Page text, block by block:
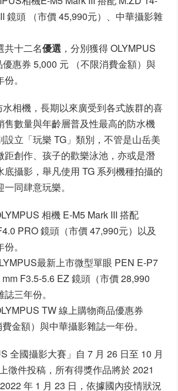
鏡頭 （市價 45,990元）、中華攝影雜
共十二名優選 ，分別獲得 OLYMPUS
惠券 5,000 元 （不限消費金額）與
。
相機，長期以來廣受到各式族群的喜
售數量與年齡層普及性最高的防水機
設立「玩樂 TG」類別，不管是山岳美
距創作、孩子的歡樂泳池，亦或是潛
底攝影，舉凡使用 TG 系列機種拍攝的
同肆意玩樂。
相機 E-M5 Mark III 搭配
PRO 鏡頭（市價 47,990元）以及
。
最新上市微型單眼 PEN E-P7
F3.5-5.6 EZ 鏡頭（市價 28,990
三年份。
TW 線上購物商品優惠券
金額）與中華攝影雜誌一年份。
全國攝影大賽」自 7 月 26 日至 10 月
徵件投稿，所有得獎作品將於 2021
年 1 月 23 日，依據國內疫情狀況